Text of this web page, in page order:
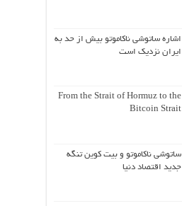
اشاره ساتوشی ناکاموتو بیش از حد به
ایران نزدیک است
From the Strait of Hormuz to the
Bitcoin Strait
ساتوشی ناکاموتو و بیت کوین تنگه
جدید اقتصاد دنیا